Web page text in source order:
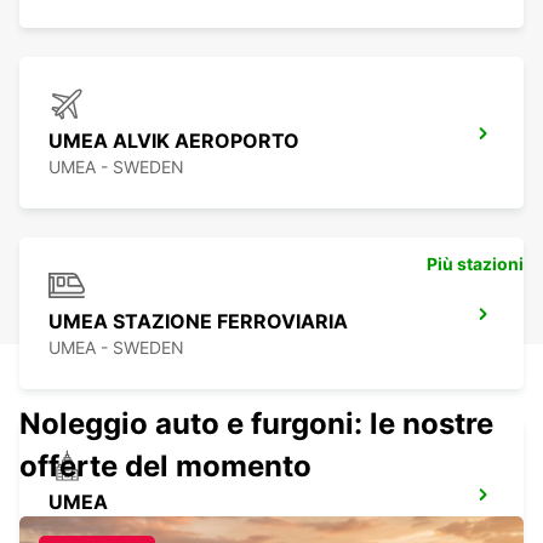
UMEA ALVIK AEROPORTO
UMEA - SWEDEN
UMEA STAZIONE FERROVIARIA
UMEA - SWEDEN
UMEA
UMEA - SWEDEN
Più stazioni
Noleggio auto e furgoni: le nostre
offerte del momento